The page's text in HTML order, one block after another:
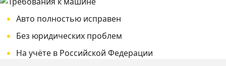
Авто полностью исправен
Без юридических проблем
На учёте в Российской Федерации